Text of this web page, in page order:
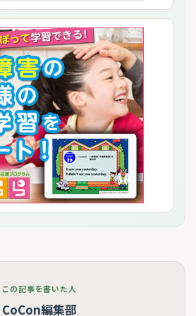
この記事を書いた人
CoCon編集部